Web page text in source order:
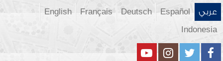
عربي Español
Deutsch
Français
English
Indonesia